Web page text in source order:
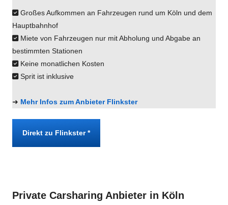
Großes Aufkommen an Fahrzeugen rund um Köln und dem
Hauptbahnhof
Miete von Fahrzeugen nur mit Abholung und Abgabe an
bestimmten Stationen
Keine monatlichen Kosten
Sprit ist inklusive
➜ Mehr Infos zum Anbieter Flinkster
Direkt zu Flinkster *
Private Carsharing Anbieter in Köln